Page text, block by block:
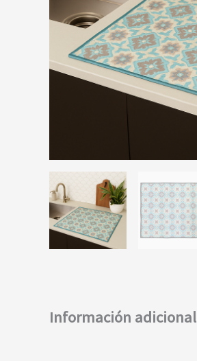
Información adicional